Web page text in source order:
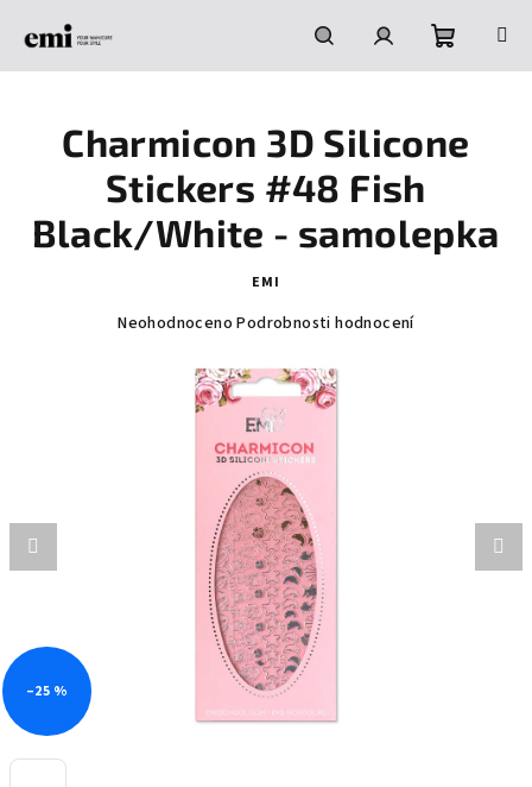
HledatPřihlášeníNákupní
košík
Charmicon 3D Silicone
Stickers #48 Fish
Black/White - samolepka
EMI
Průměrné
Neohodnoceno Podrobnosti hodnocení
–25 %